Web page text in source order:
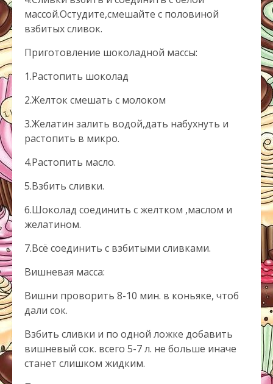
массой.Остудите,смешайте с половиной
взбитых сливок.
Приготовление шоколадной массы:
1.Растопить шоколад
2.Желток смешать с молоком
3.Желатин залить водой,дать набухнуть и
растопить в микро.
4.Растопить масло.
5.Взбить сливки.
6.Шоколад соединить с желтком ,маслом и
желатином.
7.Всё соединить с взбитыми сливками.
Вишневая масса:
Вишни проворить 8-10 мин. в коньяке, чтоб
дали сок.
Взбить сливки и по одной ложке добавить
вишневый сок. всего 5-7 л. не больше иначе
станет слишком жидким.